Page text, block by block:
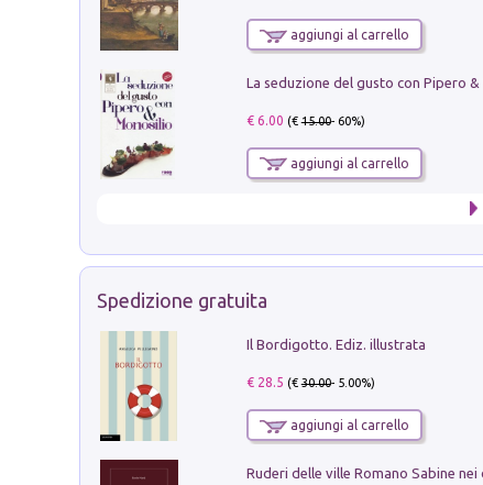
aggiungi al carrello
€ 6.00 (€15.00- 60%)
aggiungi al carrello
Spedizione gratuita
Il Bordigotto. Ediz. illustrata
€ 28.5 (€30.00- 5.00%)
aggiungi al carrello